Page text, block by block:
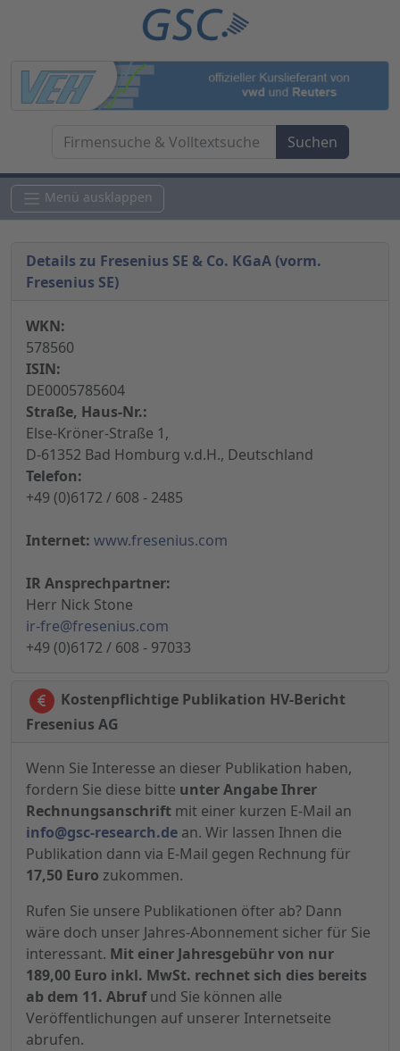
Menü ausklappen
Details zu Fresenius SE & Co. KGaA (vorm.
Fresenius SE)
WKN:
578560
ISIN:
DE0005785604
Straße, Haus-Nr.:
Else-Kröner-Straße 1,
D-61352 Bad Homburg v.d.H., Deutschland
Telefon:
+49 (0)6172 / 608 - 2485
Internet: www.fresenius.com
IR Ansprechpartner:
Herr Nick Stone
ir-fre@fresenius.com
+49 (0)6172 / 608 - 97033
Kostenpflichtige Publikation HV-Bericht
Fresenius AG
Wenn Sie Interesse an dieser Publikation haben,
fordern Sie diese bitte unter Angabe Ihrer
Rechnungsanschrift mit einer kurzen E-Mail an
info@gsc-research.de an. Wir lassen Ihnen die
Publikation dann via E-Mail gegen Rechnung für
17,50 Euro zukommen.
Rufen Sie unsere Publikationen öfter ab? Dann
wäre doch unser Jahres-Abonnement sicher für Sie
interessant. Mit einer Jahresgebühr von nur
189,00 Euro inkl. MwSt. rechnet sich dies bereits
ab dem 11. Abrufund Sie können alle
Veröffentlichungen auf unserer Internetseite
abrufen.